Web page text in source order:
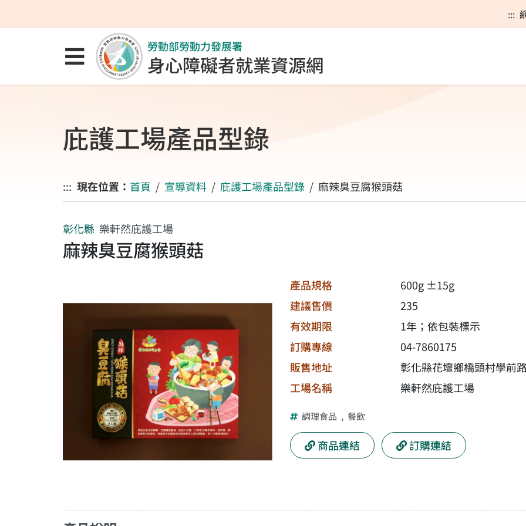
:::
點選開啟選單
勞動部勞動力發展署
身心障礙者就業資源網
庇護工場產品型錄
::: 現在位置： 首頁 宣導資料 庇護工場產品型錄 麻辣臭豆腐猴頭菇
彰化縣 樂軒然庇護工場
麻辣臭豆腐猴頭菇
產品規格
600g ±15g
建議售價
235
有效期限
1年；依包裝標示
訂購專線
04-7860175
販售地址
彰化縣花壇鄉橋頭村學前
工場名稱
樂軒然庇護工場
調理食品 , 餐飲
商品連結 訂購連結